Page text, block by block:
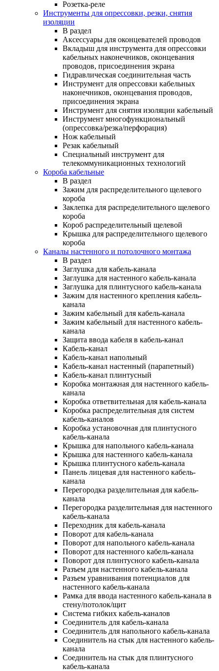
Розетка-реле
Инструменты для опрессовки, резки, снятия
изоляции
В раздел
Аксессуары для оконцевателей проводов
Вкладыш для инструмента для опрессовки
кабельных наконечников, оконцевания
проводов, присоединения экрана
Гидравлическая соединительная часть
Инструмент для опрессовки кабельных
наконечников, оконцевания проводов,
присоединения экрана
Инструмент для снятия изоляции кабельный
Инструмент многофункциональный
(опрессовка/резка/перфорация)
Нож кабельный
Резак кабельный
Специальный инструмент для
телекоммуникационных технологий
Короба кабельные
В раздел
Зажим для распределительного щелевого
короба
Заклепка для распределительного щелевого
короба
Короб распределительный щелевой
Крышка для распределительного щелевого
короба
Каналы настенного и потолочного монтажа
В раздел
Заглушка для кабель-канала
Заглушка для настенного кабель-канала
Заглушка для плинтусного кабель-канала
Зажим для настенного крепления кабель-
канала
Зажим кабельный для кабель-канала
Зажим кабельный для настенного кабель-
канала
Защита ввода кабеля в кабель-канал
Кабель-канал
Кабель-канал напольный
Кабель-канал настенный (парапетный)
Кабель-канал плинтусный
Коробка монтажная для настенного кабель-
канала
Коробка ответвительная для кабель-канала
Коробка распределительная для систем
кабель-каналов
Коробка установочная для плинтусного
кабель-канала
Крышка для напольного кабель-канала
Крышка для настенного кабель-канала
Крышка плинтусного кабель-канала
Панель лицевая для настенного кабель-
канала
Перегородка разделительная для кабель-
канала
Перегородка разделительная для настенного
кабель-канала
Переходник для кабель-канала
Поворот для кабель-канала
Поворот для напольного кабель-канала
Поворот для настенного кабель-канала
Поворот для плинтусного кабель-канала
Разъем для настенного кабель-канала
Разъем уравнивания потенциалов для
настенного кабель-канала
Рамка для ввода настенного кабель-канала в
стену/потолок/щит
Система гибких кабель-каналов
Соединитель для кабель-канала
Соединитель для напольного кабель-канала
Соединитель на стык для настенного кабель-
канала
Соединитель на стык для плинтусного
кабель-канала